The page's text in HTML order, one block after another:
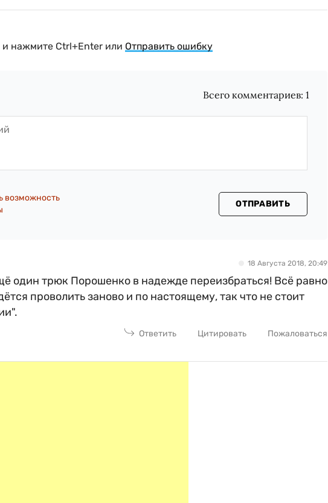
нажмите Ctrl+Enter или Отправить ошибку
Всего комментариев:1
возможность
ОТПРАВИТЬ
18 Августа 2018, 20:49
один трюк Порошенко в надежде переизбраться! Всё равно
проволить заново и по настоящему, так что не стоит
Ответить Цитировать Пожаловаться